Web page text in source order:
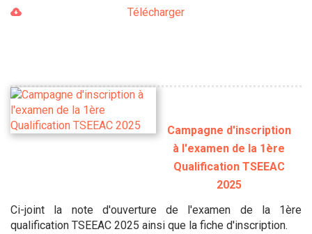
Télécharger
Campagne d'inscription
à l'examen de la 1ère
Qualification TSEEAC
2025
Ci-joint la note d'ouverture de l'examen de la 1ère
qualification TSEEAC 2025 ainsi que la fiche d'inscription.